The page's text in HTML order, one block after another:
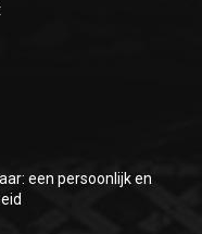
een persoonlijk en